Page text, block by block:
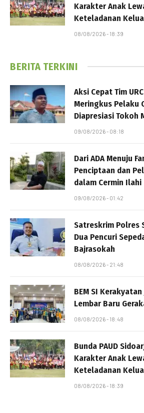
Karakter Anak
Keteladanan
08/08/2026 - 18:39
BERITA TERKINI
Aksi Cepat Tim
Meringkus Pelaku
Diapresiasi Tokoh
09/08/2026 - 08:18
Dari ADA Menuju
Penciptaan dan
dalam Cermin Ilahi
09/08/2026 - 01:42
Satreskrim Polres
Dua Pencuri
Bajrasokah
08/08/2026 - 21:48
BEM SI
Lembar Baru
08/08/2026 - 18:48
Bunda PAUD
Karakter Anak
Keteladanan
08/08/2026 - 18:39